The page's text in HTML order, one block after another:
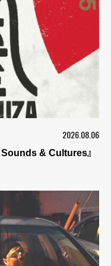
2026.08.06
& Cultures』